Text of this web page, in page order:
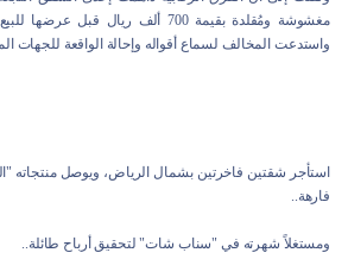
مغشوشة ومُقلدة بقيمة 700 ألف ريال
واستدعت المخالف لسماع أقواله وإحالة الواقعة للجهات
استأجر شقتين فاخرتين بشمال الرياض، ويوصل منتجاته
فارهة..
ومستغلاً شهرته في "سناب شات" لتحقيق أرباح طائلة..